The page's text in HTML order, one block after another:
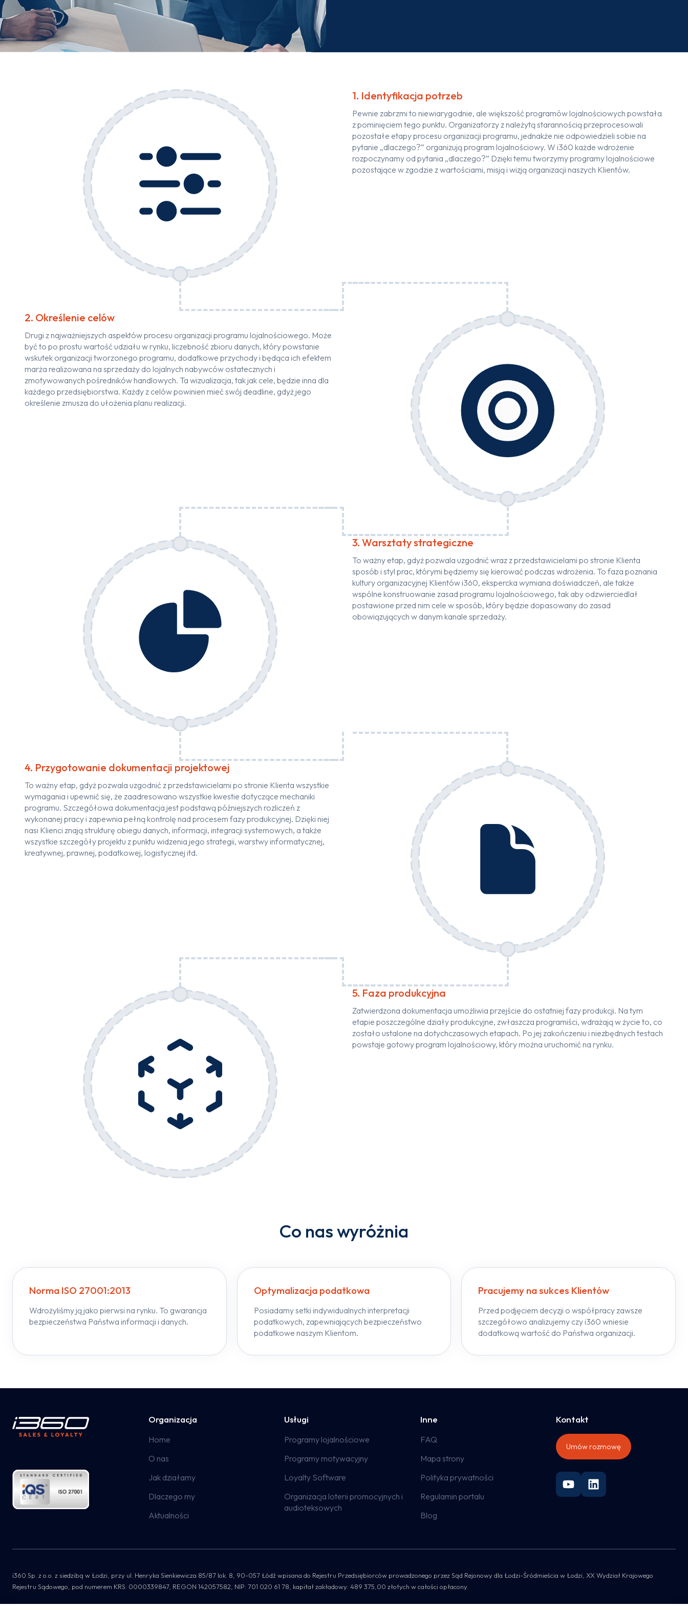
1. Identyfikacja potrzeb
Pewnie zabrzmi to niewiarygodnie, ale większość programów lojalnościowych powstała
z pominięciem tego punktu. Organizatorzy z należytą starannością przeprocesowali
pozostałe etapy procesu organizacji programu, jednakże nie odpowiedzieli sobie na
pytanie „dlaczego?” organizują program lojalnościowy. W i360 każde wdrożenie
rozpoczynamy od pytania „dlaczego?” Dzięki temu tworzymy programy lojalnościowe
pozostające w zgodzie z wartościami, misją i wizją organizacji naszych Klientów.
2. Określenie celów
Drugi z najważniejszych aspektów procesu organizacji programu lojalnościowego. Może
być to po prostu wartość udziału w rynku, liczebność zbioru danych, który powstanie
wskutek organizacji tworzonego programu, dodatkowe przychody i będąca ich efektem
marża realizowana na sprzedaży do lojalnych nabywców ostatecznych i
zmotywowanych pośredników handlowych. Ta wizualizacja, tak jak cele, będzie inna dla
każdego przedsiębiorstwa. Każdy z celów powinien mieć swój deadline, gdyż jego
określenie zmusza do ułożenia planu realizacji.
3. Warsztaty strategiczne
To ważny etap, gdyż pozwala uzgodnić wraz z przedstawicielami po stronie Klienta
sposób i styl prac, którymi będziemy się kierować podczas wdrożenia. To faza poznania
kultury organizacyjnej Klientów i360, ekspercka wymiana doświadczeń, ale także
wspólne konstruowanie zasad programu lojalnościowego, tak aby odzwierciedlał
postawione przed nim cele w sposób, który będzie dopasowany do zasad
obowiązujących w danym kanale sprzedaży.
4. Przygotowanie dokumentacji projektowej
To ważny etap, gdyż pozwala uzgodnić z przedstawicielami po stronie Klienta wszystkie
wymagania i upewnić się, że zaadresowano wszystkie kwestie dotyczące mechaniki
programu. Szczegółowa dokumentacja jest podstawą późniejszych rozliczeń z
wykonanej pracy i zapewnia pełną kontrolę nad procesem fazy produkcyjnej. Dzięki niej
nasi Klienci znają strukturę obiegu danych, informacji, integracji systemowych, a także
wszystkie szczegóły projektu z punktu widzenia jego strategii, warstwy informatycznej,
kreatywnej, prawnej, podatkowej, logistycznej itd.
5. Faza produkcyjna
Zatwierdzona dokumentacja umożliwia przejście do ostatniej fazy produkcji. Na tym
etapie poszczególne działy produkcyjne, zwłaszcza programiści, wdrażają w życie to, co
zostało ustalone na dotychczasowych etapach. Po jej zakończeniu i niezbędnych testach
powstaje gotowy program lojalnościowy, który można uruchomić na rynku.
Co nas wyróżnia
Norma ISO 27001:2013
Wdrożyliśmy ją jako pierwsi na rynku. To gwarancja
bezpieczeństwa Państwa informacji i danych.
Optymalizacja podatkowa
Posiadamy setki indywidualnych interpretacji
podatkowych, zapewniających bezpieczeństwo
podatkowe naszym Klientom.
Pracujemy na sukces Klientów
Przed podjęciem decyzji o współpracy zawsze
szczegółowo analizujemy czy i360 wniesie
dodatkową wartość do Państwa organizacji.
Organizacja
Home
O nas
Jak działamy
Dlaczego my
Aktualności
Usługi
Programy lojalnościowe
Programy motywacyjny
Loyalty Software
Organizacja loterii promocyjnych i
audioteksowych
Inne
FAQ
Mapa strony
Polityka prywatności
Regulamin portalu
Blog
Kontakt
Umów rozmowę
i360 Sp. z o.o. z siedzibą w Łodzi, przy ul. Henryka Sienkiewicza 85/87 lok. 8, 90-057 Łódź wpisana do Rejestru Przedsiębiorców prowadzonego przez Sąd Rejonowy dla Łodzi-Śródmieścia w Łodzi, XX Wydział Krajowego
Rejestru Sądowego, pod numerem KRS: 0000339847, REGON 142057582, NIP: 701 020 61 78, kapitał zakładowy: 489 375,00 złotych w całości opłacony.